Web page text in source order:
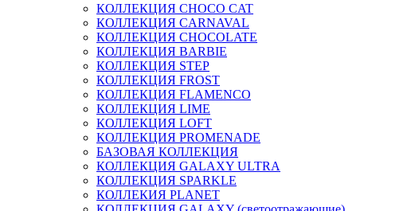
КОЛЛЕКЦИЯ CHOCO CAT
КОЛЛЕКЦИЯ CARNAVAL
КОЛЛЕКЦИЯ CHOCOLATE
КОЛЛЕКЦИЯ BARBIE
КОЛЛЕКЦИЯ STEP
КОЛЛЕКЦИЯ FROST
КОЛЛЕКЦИЯ FLAMENCO
КОЛЛЕКЦИЯ LIME
КОЛЛЕКЦИЯ LOFT
КОЛЛЕКЦИЯ PROMENADE
БАЗОВАЯ КОЛЛЕКЦИЯ
КОЛЛЕКЦИЯ GALAXY ULTRA
КОЛЛЕКЦИЯ SPARKLE
КОЛЛЕКИЯ PLANET